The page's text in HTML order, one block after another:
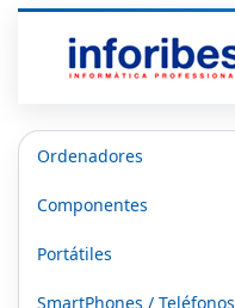
Ordenadores
Componentes
Portátiles
SmartPhones / Teléfonos